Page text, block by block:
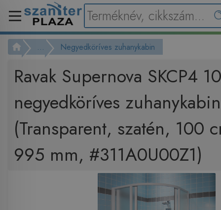
... Negyedköríves zuhanykabin
Ravak Supernova SKCP4
negyedköríves zuhanykabin
(Transparent, szatén, 100
995 mm, #311A0U00Z1)